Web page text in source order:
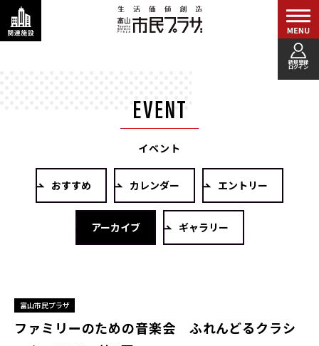
新規登録
ログイン
イベント
おすすめ カレンダー エントリー
アーカイブ ギャラリー
ファミリーのための音楽会 ふれんどるクラシ
富山市民プラザ